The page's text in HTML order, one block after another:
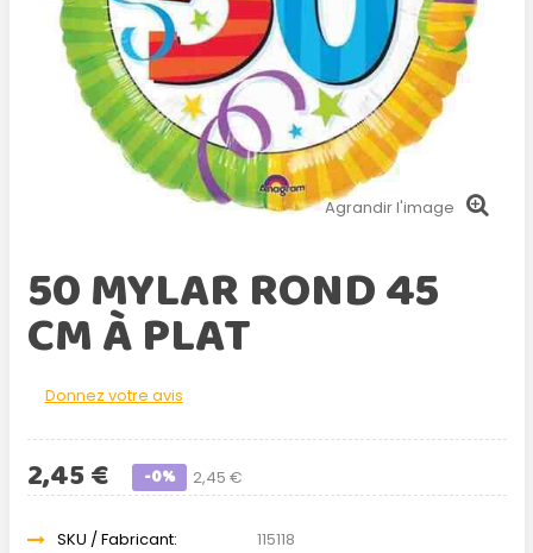
Agrandir l'image
50 MYLAR ROND 45
CM À PLAT
Donnez votre avis
2,45 €
2,45 € -0%
SKU / Fabricant:
115118